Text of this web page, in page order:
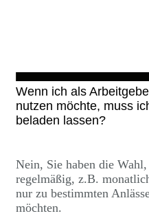
Wenn ich als
nutzen möchte, muss
beladen lassen?
Nein, Sie haben die
regelmäßig, z.B.
nur zu bestimmten
möchten.